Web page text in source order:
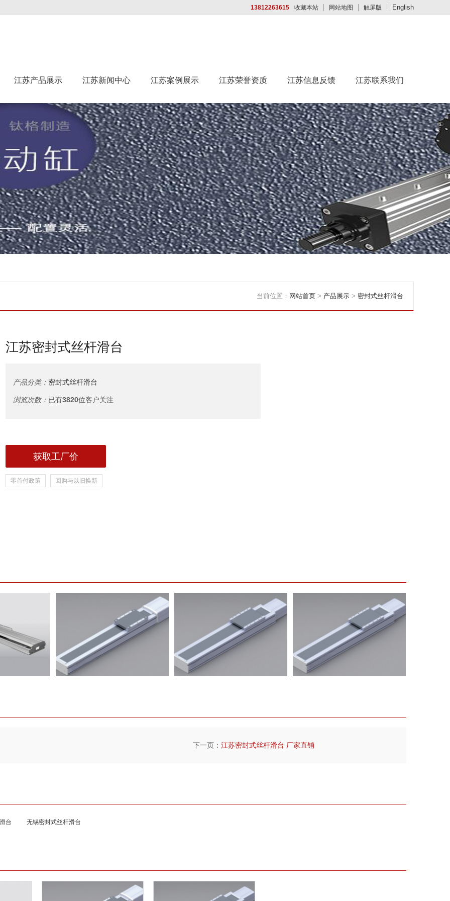
13812263615 收藏本站 网站地图 触屏版 English
江苏产品展示 江苏新闻中心 江苏案例展示 江苏荣誉资质 江苏信息反馈 江苏联系我们
当前位置： 网站首页 > 产品展示 > 密封式丝杆滑台
江苏密封式丝杆滑台
产品分类： 密封式丝杆滑台
浏览次数： 已有3820位客户关注
获取工厂价
零首付政策 回购与以旧换新
下一页： 江苏密封式丝杆滑台 厂家直销
台 无锡密封式丝杆滑台